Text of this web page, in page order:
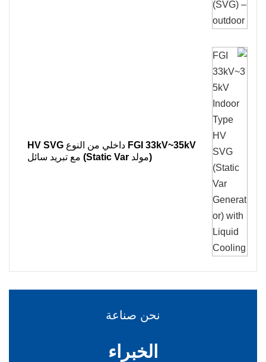
FGI 33kV~35kV داخلي من النوع HV SVG
(مولد Static Var) مع تبريد سائل
نحن صناعة
الخبراء